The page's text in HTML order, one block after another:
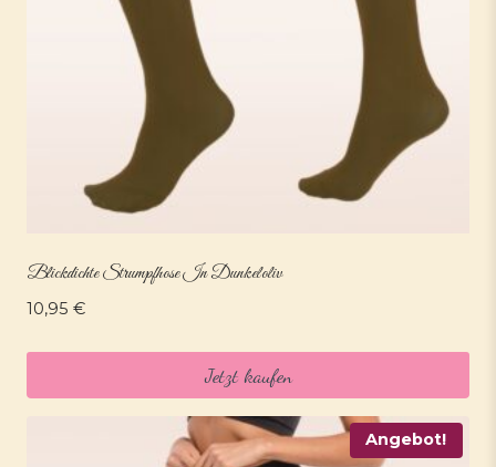
Blickdichte Strumpfhose In Dunkeloliv
10,95 €
Jetzt kaufen
Angebot!